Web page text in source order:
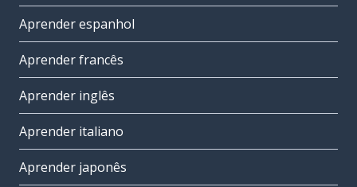
Aprender espanhol
Aprender francês
Aprender inglês
Aprender italiano
Aprender japonês